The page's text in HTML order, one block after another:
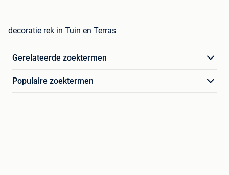
decoratie rek in Tuin en Terras
Gerelateerde zoektermen
Populaire zoektermen